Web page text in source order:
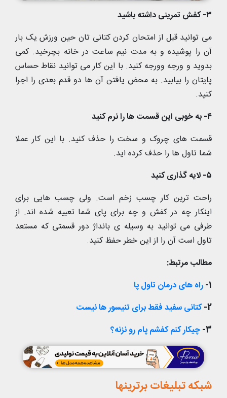
۳- کفش تمرینی داشته باشید
می توانید قبل از امتحان کردن کتانی تان حین ورزش یک بار
آن را پوشیده و به مدت نیم ساعت در خانه بچرخید. کمی
بدوید و ورجه وورجه کنید. با این کار می توانید نقاط حساس
پایتان را بیابید. به محض یافتن آن ها دو قدم بعدی را اجرا
کنید.
۴- به خوبی این قسمت ها را نرم کنید
قسمت های چروک و سخت را حذف کنید. با این کار عملا
شما تاول ها را حذف کرده اید.
۵- لایه گذاری کنید
راحت ترین کار چسب زخم است. ولی چسب هایی برای
اینکار چه در کفش و چه برای پای شما تعبیه شده اند. از
طرفی می توانید به وسیله ی بانداژ دور قسمتی که مستعد
تاول است آن را از این خطر حفظ کنید.
مطالب مرتبط:
1- راه های درمان تاول پا
2- کتانی سفید فقط برای تنیسور ها نیست
3- چیکار کنم کفشم پام رو نزنه؟
شبکه تبلیغات برترینها